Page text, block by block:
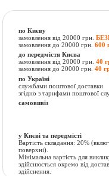
по Києву
замовлення від 20000 грн.
замовлення до 20000 грн.600
до передмістя Києва
замовлення від 20000 грн.40
замовлення до 20000 грн.40
по Україні
службами поштової доставки
згідно з тарифами поштової
самовивіз
у Києві та передмісті
Вартість складання:20%
поверхні).
Мінімальна вартість для
здійснюється окремо від
здійснення.